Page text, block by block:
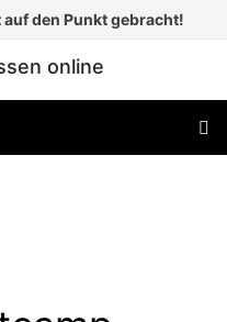
auf den Punkt gebracht!
online